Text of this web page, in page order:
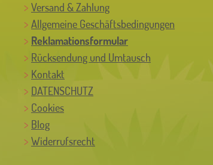
Versand & Zahlung
Allgemeine Geschäftsbedingungen
Reklamationsformular
Rücksendung und Umtausch
Kontakt
DATENSCHUTZ
Cookies
Blog
Widerrufsrecht